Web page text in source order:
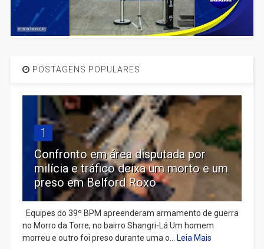
POSTAGENS POPULARES
1
Confronto em área disputada por
milícia e tráfico deixa um morto e um
preso em Belford Roxo
Equipes do 39º BPM apreenderam armamento de guerra
no Morro da Torre, no bairro Shangri-Lá Um homem
morreu e outro foi preso durante uma o...
Leia Mais